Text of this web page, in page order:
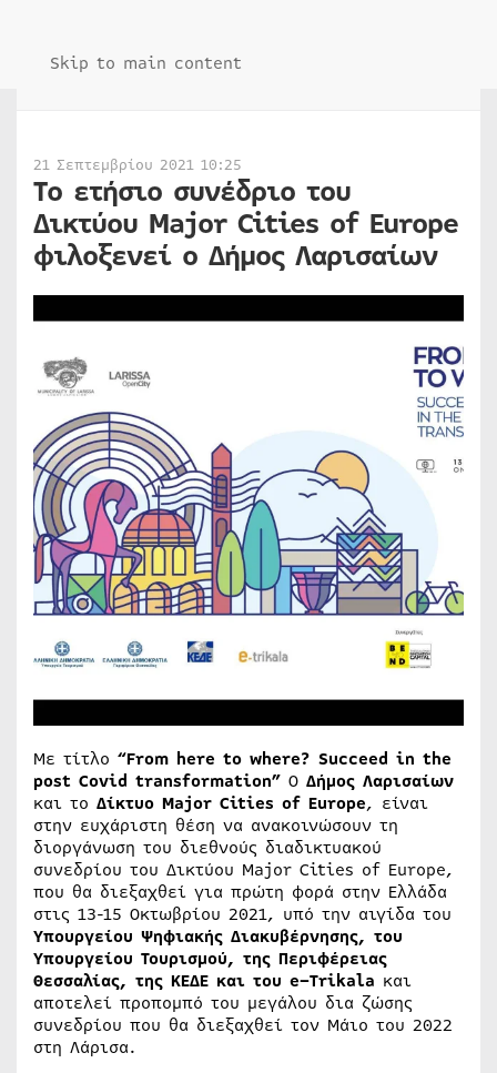
Skip to main content
21 Σεπτεμβρίου 2021 10:25
Tο ετήσιο συνέδριο του
Δικτύου Major Cities of Europe
φιλοξενεί ο Δήμος Λαρισαίων
Με τίτλο “From here to where? Succeed in the
post Covid transformation” Ο Δήμος Λαρισαίων
και το Δίκτυο Major Cities of Europe, είναι
στην ευχάριστη θέση να ανακοινώσουν τη
διοργάνωση του διεθνούς διαδικτυακού
συνεδρίου του Δικτύου Major Cities of Europe,
που θα διεξαχθεί για πρώτη φορά στην Ελλάδα
στις 13-15 Οκτωβρίου 2021, υπό την αιγίδα του
Υπουργείου Ψηφιακής Διακυβέρνησης, του
Υπουργείου Τουρισμού, της Περιφέρειας
Θεσσαλίας, της ΚΕΔΕ και του e–Trikala και
αποτελεί προπομπό του μεγάλου δια ζώσης
συνεδρίου που θα διεξαχθεί τον Μάιο του 2022
στη Λάρισα.